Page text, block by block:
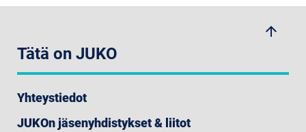
arrow_upwards
Tätä on JUKO
Yhteystiedot
JUKOn jäsenyhdistykset & liitot